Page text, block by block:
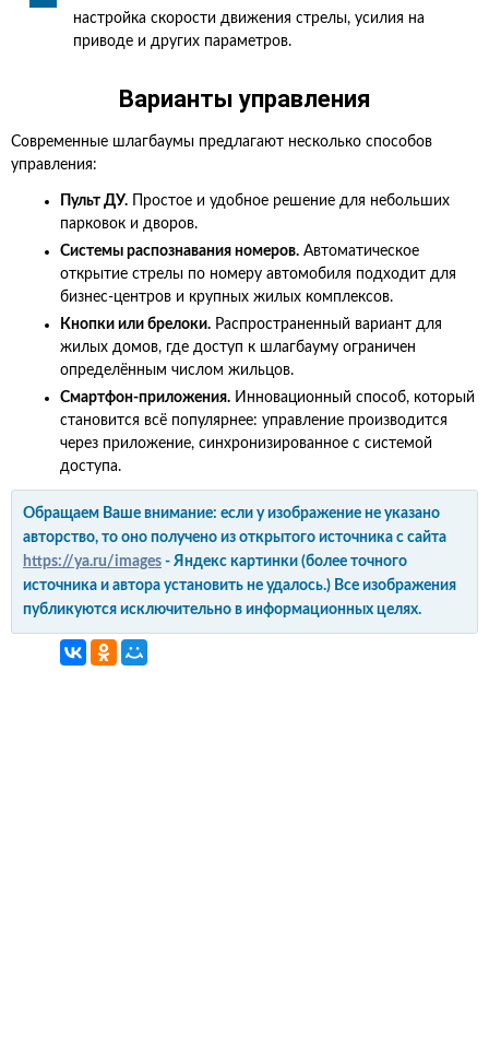
настройка скорости движения стрелы, усилия на
приводе и других параметров.
Варианты управления
Современные шлагбаумы предлагают несколько способов
управления:
Пульт ДУ. Простое и удобное решение для небольших
парковок и дворов.
Системы распознавания номеров. Автоматическое
открытие стрелы по номеру автомобиля подходит для
бизнес-центров и крупных жилых комплексов.
Кнопки или брелоки. Распространенный вариант для
жилых домов, где доступ к шлагбауму ограничен
определённым числом жильцов.
Смартфон-приложения. Инновационный способ, который
становится всё популярнее: управление производится
через приложение, синхронизированное с системой
доступа.
Обращаем Ваше внимание: если у изображение не указано
авторство, то оно получено из открытого источника с сайта
https://ya.ru/images - Яндекс картинки (более точного
источника и автора установить не удалось.) Все изображения
публикуются исключительно в информационных целях.